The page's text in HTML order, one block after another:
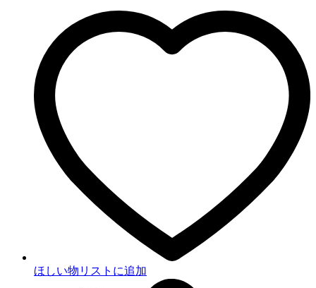
ほしい物リストに追加